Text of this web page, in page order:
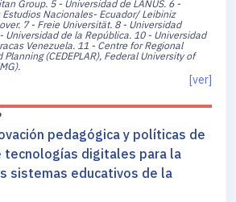
Group.5 - Universidad de LANÚS. 6 -
Nacionales- Ecuador/ Leibiniz
7 - Freie Universität. 8 - Universidad
Universidad de la República. 10 - Universidad
Venezuela. 11 - Centre for Regional
(CEDEPLAR), Federal University of
[ver]
pedagógica y políticas de
tecnologías digitales para la
sistemas educativos de la